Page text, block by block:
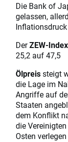
Die Bank of
gelassen,
DerZEW-Index
25,2 auf 47,5
Ölpreissteigt
die Lage im
Angriffe auf
Staaten
dem Konflikt
die
Osten verlegen